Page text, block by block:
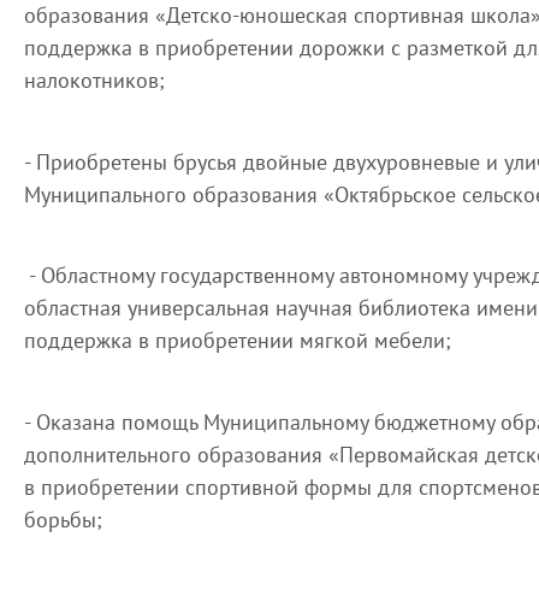
образования «Детско-юношеская спортивная
поддержка в приобретении дорожки с разметкой
налокотников;
- Приобретены брусья двойные двухуровневые и
Муниципального образования «Октябрьское
- Областному государственному автономному
областная универсальная научная библиотека
поддержка в приобретении мягкой мебели;
- Оказана помощь Муниципальному бюджетному
дополнительного образования «Первомайская
в приобретении спортивной формы для
борьбы;